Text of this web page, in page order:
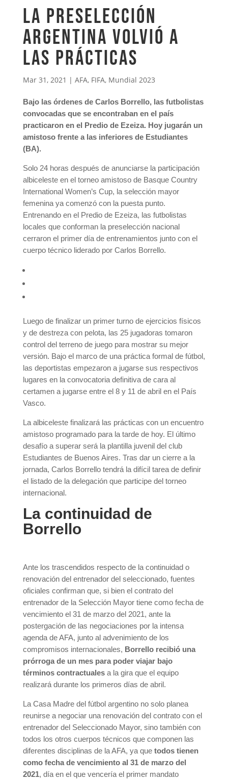
La Preselección
Argentina volvió a
las prácticas
Mar 31, 2021 | AFA, FIFA, Mundial 2023
Bajo las órdenes de Carlos Borrello, las futbolistas
convocadas que se encontraban en el país
practicaron en el Predio de Ezeiza. Hoy jugarán un
amistoso frente a las inferiores de Estudiantes
(BA).
Solo 24 horas después de anunciarse la participación
albiceleste en el torneo amistoso de Basque Country
International Women’s Cup, la selección mayor
femenina ya comenzó con la puesta punto.
Entrenando en el Predio de Ezeiza, las futbolistas
locales que conforman la preselección nacional
cerraron el primer día de entrenamientos junto con el
cuerpo técnico liderado por Carlos Borrello.
Luego de finalizar un primer turno de ejercicios físicos
y de destreza con pelota, las 25 jugadoras tomaron
control del terreno de juego para mostrar su mejor
versión. Bajo el marco de una práctica formal de fútbol,
las deportistas empezaron a jugarse sus respectivos
lugares en la convocatoria definitiva de cara al
certamen a jugarse entre el 8 y 11 de abril en el País
Vasco.
La albiceleste finalizará las prácticas con un encuentro
amistoso programado para la tarde de hoy. El último
desafío a superar será la plantilla juvenil del club
Estudiantes de Buenos Aires. Tras dar un cierre a la
jornada, Carlos Borrello tendrá la difícil tarea de definir
el listado de la delegación que participe del torneo
internacional.
La continuidad de
Borrello
Ante los trascendidos respecto de la continuidad o
renovación del entrenador del seleccionado, fuentes
oficiales confirman que, si bien el contrato del
entrenador de la Selección Mayor tiene como fecha de
vencimiento el 31 de marzo del 2021, ante la
postergación de las negociaciones por la intensa
agenda de AFA, junto al advenimiento de los
compromisos internacionales, Borrello recibió una
prórroga de un mes para poder viajar bajo
términos contractualesa la gira que el equipo
realizará durante los primeros días de abril.
La Casa Madre del fútbol argentino no solo planea
reunirse a negociar una renovación del contrato con el
entrenador del Seleccionado Mayor, sino también con
todos los otros cuerpos técnicos que componen las
diferentes disciplinas de la AFA, ya que todos tienen
como fecha de vencimiento al 31 de marzo del
2021, día en el que vencería el primer mandato